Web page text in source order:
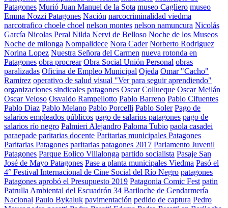
Patagones Murió Juan Manuel de la Sota museo Cagliero museo
Emma Nozzi Patagones Nación narcocriminalidad viedma
narcotrafico choele choel nelson montes nelson namuncura Nicolás
García Nicolas Peral Nilda Nervi de Belloso Noche de los Museos
Noche de milonga Nompalidece Nora Cader Norberto Rodriguez
Norina Lopez Nuestra Señora del Carmen nueva rotonda en
Patagones obra procrear Obra Social Unión Personal obras
paralizadas Oficina de Empleo Municipal Ojeda Omar "Cacho"
Ramirez operativo de salud visual "Ver para seguir aprendiendo"
organizaciones sindicales patagones Oscar Collueque Oscar Meilán
Oscar Veloso Osvaldo Rampellotto Pablo Barreno Pablo Cifuentes
Pablo Diaz Pablo Melano Pablo Porcelli Pablo Soler Pago de
salarios empleados públicos pago de salarios patagones pago de
salarios río negro Palmieri Alejandro Paloma Tubio paola casadei
paraepade paritarias docente Paritarias municipales Patagones
Paritarias Patagones paritarias patagones 2017 Parlamento Juvenil
Patagones Parque Eolico Villalonga partido socialista Pasaje San
José de Mayo Patagones Pase a planta municipales Viedma Pasó el
4° Festival Internacional de Cine Social del Río Negro patagones
Patagones aprobó el Presupuesto 2019 Patagonia Comic Fest patin
Patrulla Ambiental del Escuadrón 34 Bariloche de Gendarmería
Nacional Paulo Bykaluk pavimentación pedido de captura Pedro